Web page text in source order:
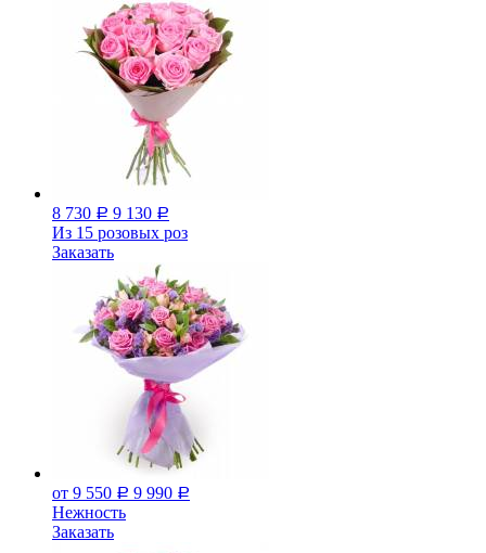
8 730 Р 9 130 Р
Из 15 розовых роз
Заказать
от 9 550 Р 9 990 Р
Нежность
Заказать